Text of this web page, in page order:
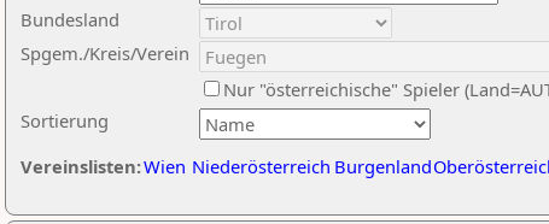
Sortierung
Bundesland
Spgem./Kreis/Verein
Nur "österreichische" Spieler
Vereinslisten:Wien Niederösterreich Burgenland